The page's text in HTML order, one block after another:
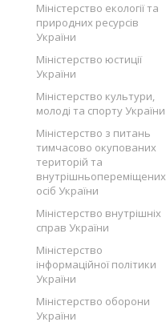
Міністерство екології та
природних ресурсів
України
Міністерство юстиції
України
Міністерство культури,
молоді та спорту України
Міністерство з питань
тимчасово окупованих
територій та
внутрішньопереміщених
осіб України
Міністерство внутрішніх
справ України
Міністерство
інформаційної політики
України
Міністерство оборони
України